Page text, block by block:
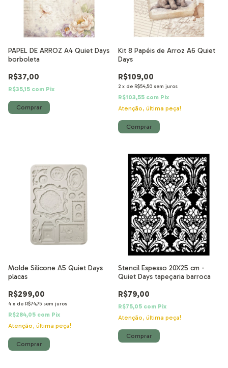
PAPEL DE ARROZ A4 Quiet Days
borboleta
R$37,00
R$35,15 com Pix
Kit 8 Papéis de Arroz A6 Quiet
Days
R$109,00
2 x de R$54,50 sem juros
R$103,55 com Pix
Atenção, última peça!
Molde Silicone A5 Quiet Days
placas
R$299,00
4 x de R$74,75 sem juros
R$284,05 com Pix
Atenção, última peça!
Stencil Espesso 20X25 cm -
Quiet Days tapeçaria barroca
R$79,00
R$75,05 com Pix
Atenção, última peça!